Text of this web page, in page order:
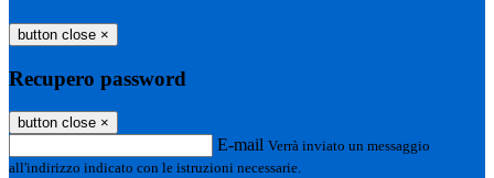
button close ×
Recupero password
button close ×
E-mail Verrà inviato un messaggio
all'indirizzo indicato con le istruzioni necessarie.